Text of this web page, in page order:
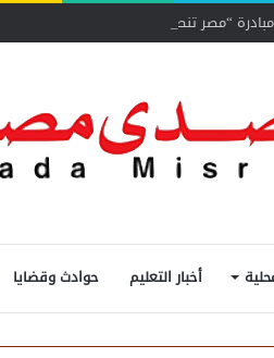
“مصر تنطلق بالتصدير”
أخبار التعليم حوادث وقضايا